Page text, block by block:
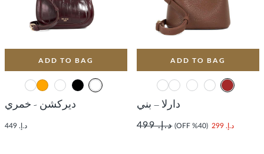
ADD TO BAG
دارلا – بني
د.إ. 299 (40% OFF) د.إ. 499
ADD TO BAG
ديركشن - خمري
د.إ. 449